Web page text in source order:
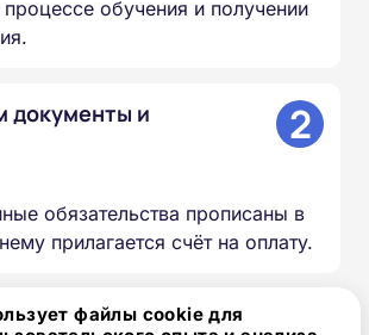
обучения и получении
документы и
2
обязательства прописаны в
прилагается счёт на оплату.
доступ к учебным
файлы cookie для